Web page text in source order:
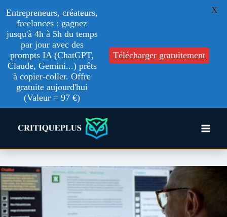
Entrepreneurs, créateurs,
freelances : gagnez
jusqu'à 4h à 5h du temps
par jour avec des
prompts IA (ChatGPT,
Claude, Gemini...) prêts
à copier-coller. Offre
gratuite aujourd'hui
(Valeur = 97 €)
Télécharger gratuitement
X